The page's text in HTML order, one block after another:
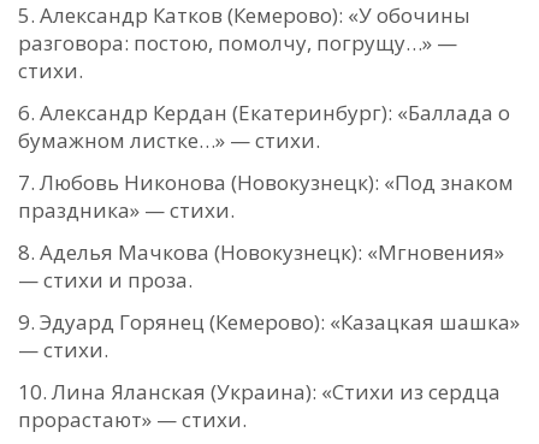
Александр Катков (Кемерово): «У обочины
разговора: постою, помолчу, погрущу…» —
стихи.
Александр Кердан (Екатеринбург): «Баллада о
бумажном листке…» — стихи.
Любовь Никонова (Новокузнецк): «Под знаком
праздника» — стихи.
Аделья Мачкова (Новокузнецк): «Мгновения»
— стихи и проза.
Эдуард Горянец (Кемерово): «Казацкая шашка»
— стихи.
Лина Яланская (Украина): «Стихи из сердца
прорастают» — стихи.